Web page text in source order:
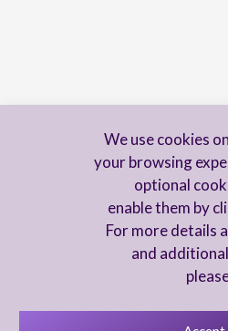
We use cookies
your browsing
optional
enable them by
For more details
and